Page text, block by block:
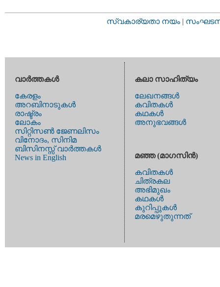
സ്വകാര്യതാ നയം |
വാര്‍ത്തകള്‍
കേരളം
അറബിനാടുകള്‍
രാഷ്ട്രം
ലോകം
സിറ്റിസണ്‍ ജേണലിസം
വിനോദം, സിനിമ
ബിസിനസ്സ് വാര്‍ത്തകള്‍
News in English
കലാ സാഹിത്യം
ലേഖനങ്ങള്‍
കവിതകള്‍
കഥകള്‍
അനുഭവങ്ങള്‍
മഞ്ഞ (മാഗസിന്‍)
കവിതകള്‍
ചിത്രകല
അഭിമുഖം
കഥകള്‍
കുറിപ്പുകള്‍
മരമെഴുതുന്നത്